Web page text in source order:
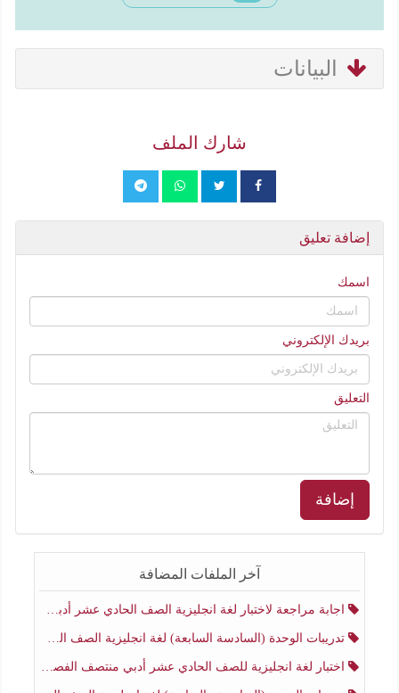
البيانات
شارك الملف
إضافة تعليق
اسمك
بريدك الإلكتروني
التعليق
إضافة
آخر الملفات المضافة
اجابة مراجعة لاختبار لغة انجليزية الصف الحادي عشر أدبي منتصف الفصل الثاني
تدريبات الوحدة (السادسة السابعة) لغة انجليزية الصف الحادي عشر أدبي منتصف الفصل الثاني
اختبار لغة انجليزية للصف الحادي عشر أدبي منتصف الفصل الثاني